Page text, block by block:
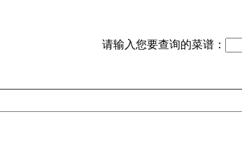
请输入您要查询的菜谱：